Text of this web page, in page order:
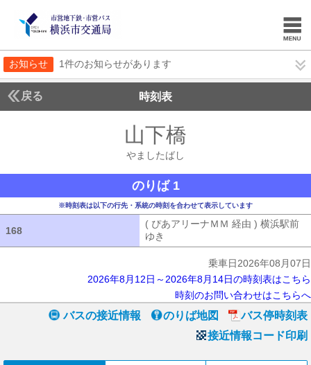
お知らせ 1件のお知らせがあります
戻る 時刻表
山下橋
やましたばし
のりば 1
※時刻表は以下の行先・系統の時刻を合わせて表示しています
168
( ぴあアリーナＭＭ 経由 ) 横浜駅前
ゆき
乗車日2026年08月07日
2026年8月12日～2026年8月14日の時刻表はこちら
時刻のお問い合わせはこちらへ
バスの接近情報 のりば地図
バス停時刻表
接近情報コード印刷